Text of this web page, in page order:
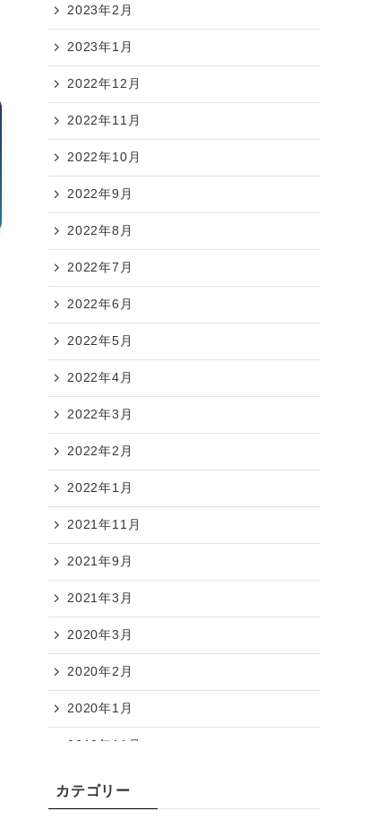
2023年2月
2023年1月
2022年12月
2022年11月
2022年10月
2022年9月
2022年8月
2022年7月
2022年6月
2022年5月
2022年4月
2022年3月
2022年2月
2022年1月
2021年11月
2021年9月
2021年3月
2020年3月
2020年2月
2020年1月
2019年11月
2019年10月
カテゴリー